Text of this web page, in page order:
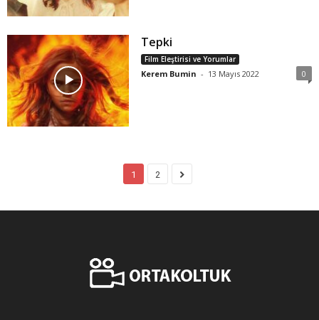
Tepki
Film Eleştirisi ve Yorumlar
Kerem Bumin - 13 Mayıs 2022 0
1 2